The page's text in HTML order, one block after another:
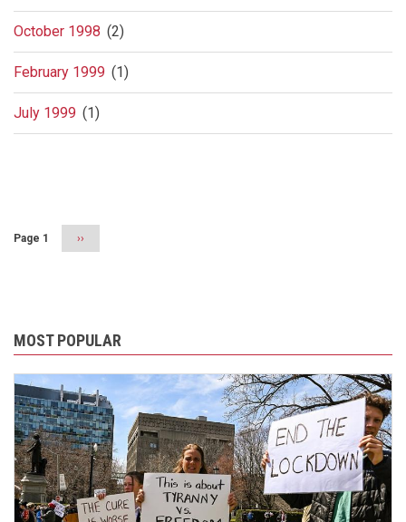
October 1998 (2)
February 1999 (1)
July 1999 (1)
Page 1
Next
page
››
MOST POPULAR